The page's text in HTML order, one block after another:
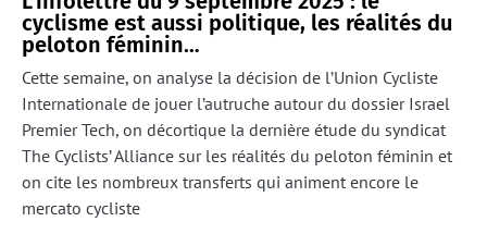
cyclisme est aussi politique, les réalités du
peloton féminin…
Cette semaine, on analyse la décision de l’Union Cycliste
Internationale de jouer l’autruche autour du dossier Israel
Premier Tech, on décortique la dernière étude du syndicat
The Cyclists’ Alliance sur les réalités du peloton féminin et
on cite les nombreux transferts qui animent encore le
mercato cycliste